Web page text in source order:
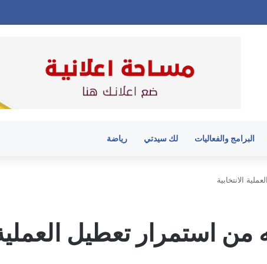
البرامج والفعاليات لك سيدتي رياضة
الانتخابية
استمرار تعطيل العملية